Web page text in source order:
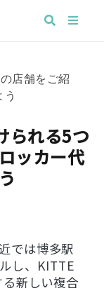
店舗をご紹
られる5つ
ッカー代
では博多駅
し、KITTE
新しい複合